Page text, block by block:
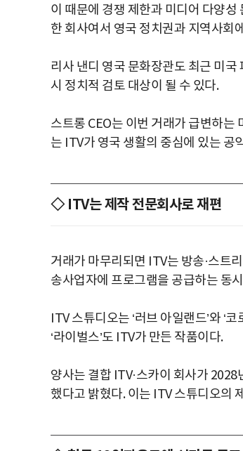
이 때문에 경쟁 제한과 미디어 다양
한 회사여서 영국 정치권과 지역사회
리사 낸디 영국 문화장관도 최근 미
시 정치적 검토 대상이 될 수 있다.
스트롱 CEO는 이번 거래가 급변하는
는 ITV가 영국 생활의 중심에 있는 공
◇ ITV는 제작 전문회사로 재편
거래가 마무리되면 ITV는 방송·스트
송사업자에 프로그램을 공급하는 동
ITV 스튜디오는 ‘러브 아일랜드’와 ‘
‘라이벌스’도 ITV가 만든 작품이다.
양사는 결합 ITV·스카이 회사가
했다고 밝혔다. 이는 ITV 스튜디오의